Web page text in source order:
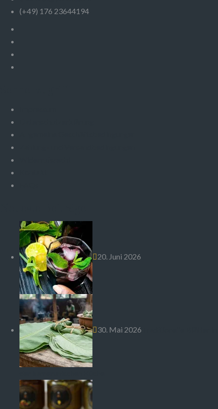
(+49) 176 23644194
20. Juni 2026
30. Mai 2026